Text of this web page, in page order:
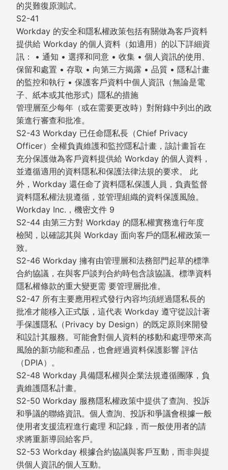
的災難復原測試。
S2-41
Workday 的安全和隱私權政策包括有關做為客戶資料
提供給 Workday 的個人資料（如適用）的以下詳細資
訊： • 通知 • 選擇和同意 • 收集 • 個人資訊的使用、
保留和處置 • 存取 • 向第三方揭露 • 品質 • 隱私計畫
的監控和執行 • 保護客戶資料中個人資訊（無論是電
子、紙本或其他形式）隱私的措施
管理層至少每年（或在需要更改時）對附錄中列出的政
策進行審查和批准。
S2-43 Workday 已任命隱私長（Chief Privacy
Officer）全權負責維護和監控隱私計畫，該計畫旨在
充分保護做為客戶資料提供給 Workday 的個人資料，
並遵循適用的資料隱私和保護法律法規的要求。 此
外，Workday 還任命了資料隱私保護人員，負責監督
資料隱私權法規遵循，並管理組織的資料保護風險。
Workday Inc.，機密文件 9
S2-44 由第三方對 Workday 的隱私權實務進行年度
檢閱，以確認其與 Workday 面向客戶的隱私權政策一
致。
S2-46 Workday 擁有由管理層和法務部門起草的標準
合約協議，在與客戶談判合約時包含該協議。標準資料
隱私權條款的重大變更需 要管理層批准。
S2-47 所有主要應用程式發行內容均須經過隱私長的
批准才能移入正式版，這代表 Workday 遵守從設計著
手保護隱私（Privacy by Design）的既定原則來開發
和設計其服務。可能會對個人資料的移動和處理帶來高
風險的新功能和產品，也會經過資料保護影響 評估
（DPIA）。
S2-48 Workday 具備隱私權與企業法規遵循團隊，負
責維護隱私計畫。
S2-50 Workday 服務隱私權政策中提供了查詢、投訴
和爭議的聯絡資訊。個人查詢、投訴和爭議會根據一般
使用者支援流程進行處理 和記錄，而一般使用者的請
求將重新導回給客戶。
S2-53 Workday 根據合約協議與客戶互動，而非與提
供個人資訊的個人互動。